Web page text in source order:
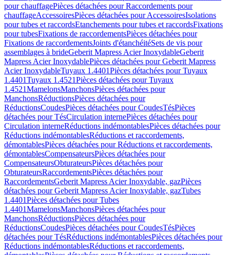
pour chauffagePièces détachées pour Raccordements pour
chauffageAccessoiresPièces détachées pour AccessoiresIsolations
pour tubes et raccordsEtanchements pour tubes et raccordsFixations
pour tubesFixations de raccordementsPièces détachées pour
Fixations de raccordementsJoints d'étanchéitéSets de vis pour
assemblages à brideGeberit Mapress Acier InoxydableGeberit
Mapress Acier InoxydablePièces détachées pour Geberit Mapress
Acier InoxydableTuyaux 1.4401Pièces détachées pour Tuyaux
1.4401Tuyaux 1.4521Pièces détachées pour Tuyaux
1.4521MamelonsManchonsPièces détachées pour
ManchonsRéductionsPièces détachées pour
RéductionsCoudesPièces détachées pour CoudesTésPièces
détachées pour TésCirculation internePièces détachées pour
Circulation interneRéductions indémontablesPièces détachées pour
Réductions indémontablesRéductions et raccordements,
démontablesPièces détachées pour Réductions et raccordements,
démontablesCompensateursPièces détachées pour
CompensateursObturateursPièces détachées pour
ObturateursRaccordementsPièces détachées pour
RaccordementsGeberit Mapress Acier Inoxydable, gazPièces
détachées pour Geberit Mapress Acier Inoxydable, gazTubes
1.4401Pièces détachées pour Tubes
1.4401MamelonsManchonsPièces détachées pour
ManchonsRéductionsPièces détachées pour
RéductionsCoudesPièces détachées pour CoudesTésPièces
détachées pour TésRéductions indémontablesPièces détachées pour
Réductions indémontablesRéductions et raccordements,